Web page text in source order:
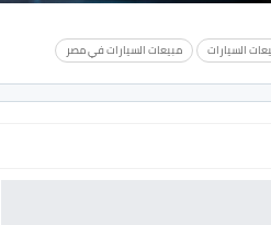
السيارات مبيعات السيارات في مصر